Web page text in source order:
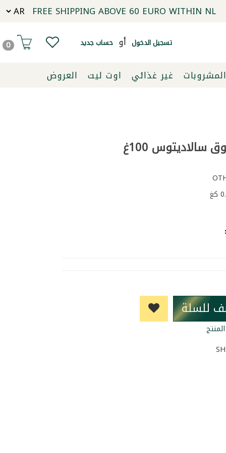
FREE SHIPPING ABOVE 60 EURO WITHIN NL
تسجيل الدخول أو حساب جديد 0
المشروبات غير غذائي اوت ليت
العروض
100غ
للسلة